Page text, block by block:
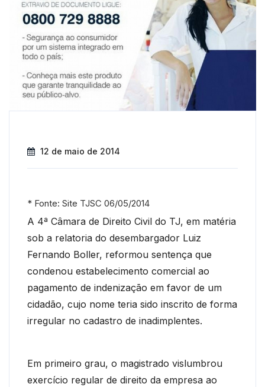
12 de maio de 2014
* Fonte: Site TJSC 06/05/2014
A 4ª Câmara de Direito Civil do TJ, em matéria
sob a relatoria do desembargador Luiz
Fernando Boller, reformou sentença que
condenou estabelecimento comercial ao
pagamento de indenização em favor de um
cidadão, cujo nome teria sido inscrito de forma
irregular no cadastro de inadimplentes.
Em primeiro grau, o magistrado vislumbrou
exercício regular de direito da empresa ao